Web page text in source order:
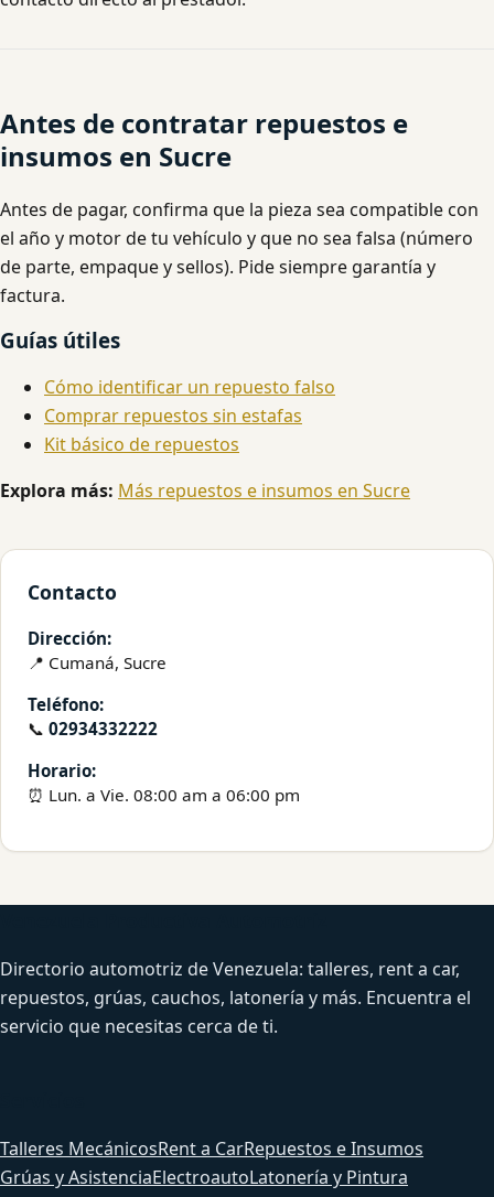
Antes de contratar repuestos e
insumos en Sucre
Antes de pagar, confirma que la pieza sea compatible con
el año y motor de tu vehículo y que no sea falsa (número
de parte, empaque y sellos). Pide siempre garantía y
factura.
Guías útiles
Cómo identificar un repuesto falso
Comprar repuestos sin estafas
Kit básico de repuestos
Explora más: Más repuestos e insumos en Sucre
Contacto
Dirección:
📍 Cumaná, Sucre
Teléfono:
📞 02934332222
Horario:
⏰ Lun. a Vie. 08:00 am a 06:00 pm
Directorio automotriz de Venezuela: talleres, rent a car,
repuestos, grúas, cauchos, latonería y más. Encuentra el
servicio que necesitas cerca de ti.
Talleres MecánicosRent a CarRepuestos e Insumos
Grúas y AsistenciaElectroautoLatonería y Pintura